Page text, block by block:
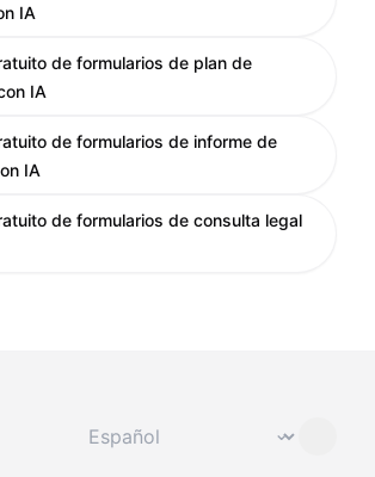
IA
de formularios de plan de
IA
de formularios de informe de
IA
de formularios de consulta legal
⌄